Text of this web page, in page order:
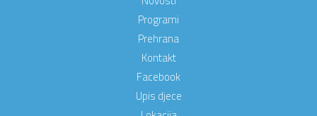
Programi
Prehrana
Kontakt
Facebook
Upis djece